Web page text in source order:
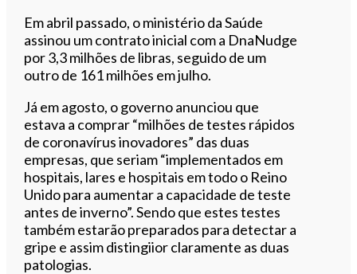
Em abril passado, o ministério da Saúde
assinou um contrato inicial com a DnaNudge
por 3,3 milhões de libras, seguido de um
outro de 161 milhões em julho.
Já em agosto, o governo anunciou que
estava a comprar “milhões de testes rápidos
de coronavírus inovadores” das duas
empresas, que seriam “implementados em
hospitais, lares e hospitais em todo o Reino
Unido para aumentar a capacidade de teste
antes de inverno”. Sendo que estes testes
também estarão preparados para detectar a
gripe e assim distingiior claramente as duas
patologias.